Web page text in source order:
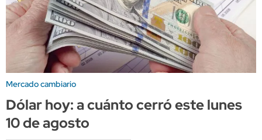
Mercado cambiario
Dólar hoy: a cuánto cerró este lunes
10 de agosto